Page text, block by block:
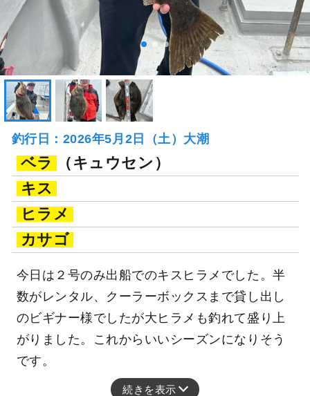
釣行日：2026年5月2日（土）大潮
ベラ
（キュウセン）
キス
ヒラメ
カサゴ
今日は２号のみ出船でのキスヒラメでした。半
数がレンタル、クーラーボックスまで貸し出し
のビギナー様でしたが大ヒラメも釣れて盛り上
がりました。これからいいシーズンになりそう
です。
続きを表示